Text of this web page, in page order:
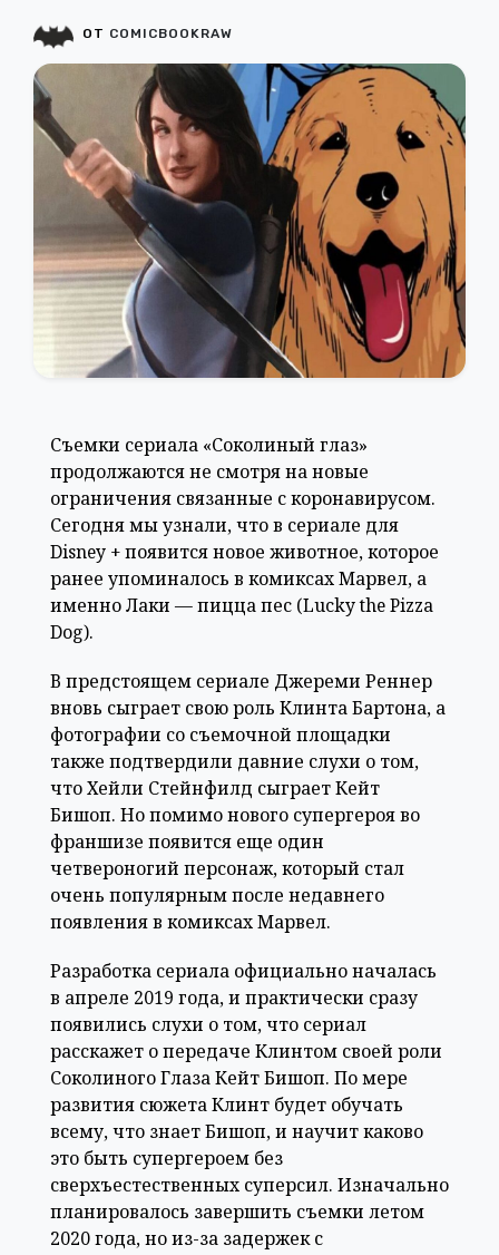
Съемки сериала «Соколиный глаз»
продолжаются не смотря на новые
ограничения связанные с коронавирусом.
Сегодня мы узнали, что в сериале для
Disney + появится новое животное, которое
ранее упоминалось в комиксах Марвел, а
именно Лаки — пицца пес (Lucky the Pizza
Dog).
В предстоящем сериале Джереми Реннер
вновь сыграет свою роль Клинта Бартона, а
фотографии со съемочной площадки
также подтвердили давние слухи о том,
что Хейли Стейнфилд сыграет Кейт
Бишоп. Но помимо нового супергероя во
франшизе появится еще один
четвероногий персонаж, который стал
очень популярным после недавнего
появления в комиксах Марвел.
Разработка сериала официально началась
в апреле 2019 года, и практически сразу
появились слухи о том, что сериал
расскажет о передаче Клинтом своей роли
Соколиного Глаза Кейт Бишоп. По мере
развития сюжета Клинт будет обучать
всему, что знает Бишоп, и научит каково
это быть супергероем без
сверхъестественных суперсил. Изначально
планировалось завершить съемки летом
2020 года, но из-за задержек с
ОТ COMICBOOKRAW